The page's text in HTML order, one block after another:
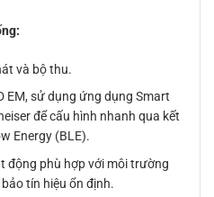
và bộ thu.
EM, sử dụng ứng dụng Smart
để cấu hình nhanh qua kết
Energy (BLE).
động phù hợp với môi trường
tín hiệu ổn định.